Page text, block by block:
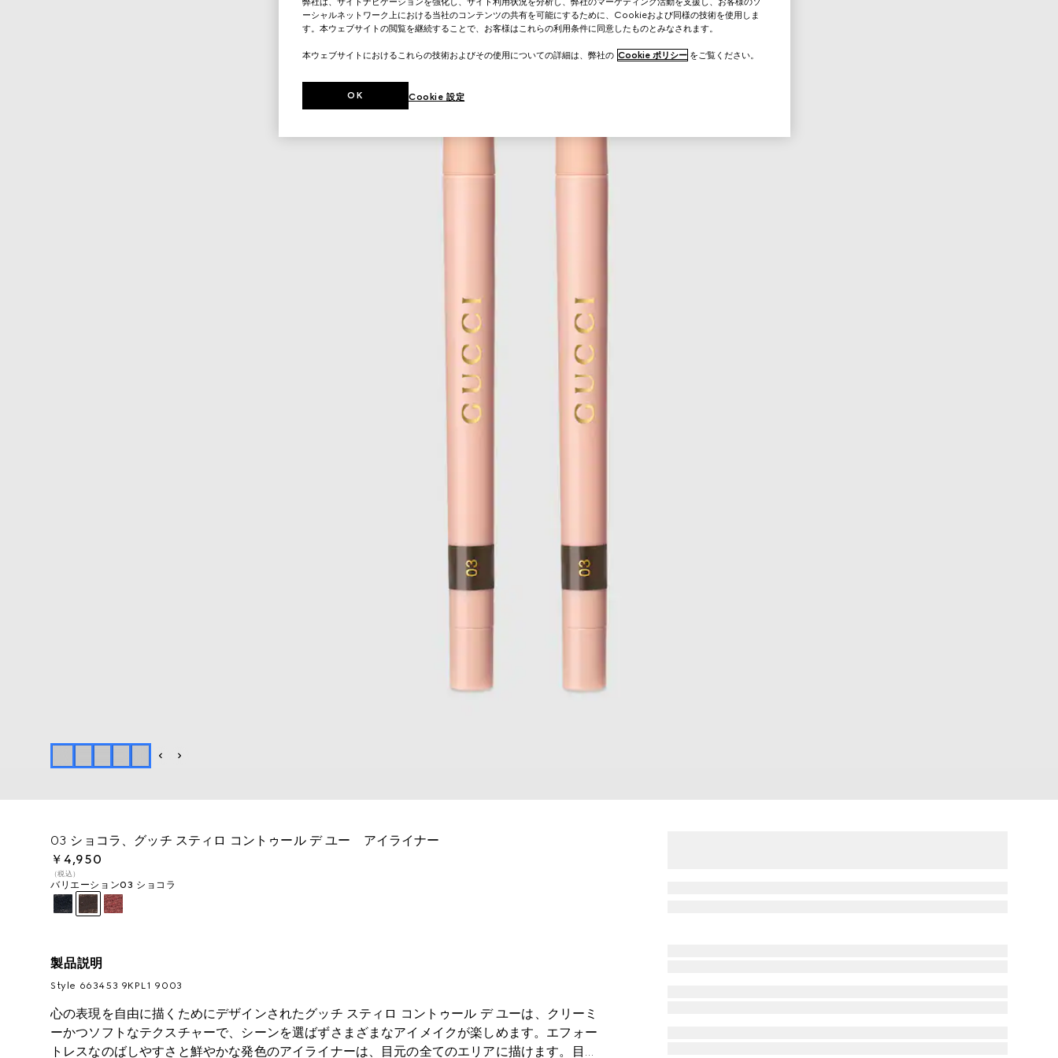
03 ショコラ、グッチ スティロ コントゥール デ ユー アイライナー
￥4,950
（税込）
バリエーション03 ショコラ
製品説明
Style ‎663453 9KPL1 9003
心の表現を自由に描くためにデザインされたグッチ スティロ コントゥール デ ユーは、クリーミ
ーかつソフトなテクスチャーで、シーンを選ばずさまざまなアイメイクが楽しめます。エフォー
トレスなのばしやすさと鮮やかな発色のアイライナーは、目元の全てのエリアに描けます。目の
ーシャルネットワーク上における当社のコンテンツの共有を可能にするために、Cookieおよび同様の技術を使用しま
す。本ウェブサイトの閲覧を継続することで、お客様はこれらの利用条件に同意したものとみなされます。
本ウェブサイトにおけるこれらの技術およびその使用についての詳細は、弊社の Cookie ポリシー をご覧ください。
Cookie 設定
OK